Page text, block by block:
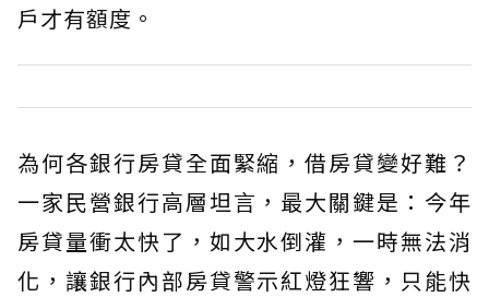
戶才有額度。
為何各銀行房貸全面緊縮，借房貸變好難？
一家民營銀行高層坦言，最大關鍵是：今年
房貸量衝太快了，如大水倒灌，一時無法消
化，讓銀行內部房貸警示紅燈狂響，只能快